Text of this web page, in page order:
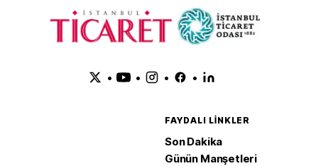
• • • •
FAYDALI LINKLER
Son Dakika
Günün Manşetleri